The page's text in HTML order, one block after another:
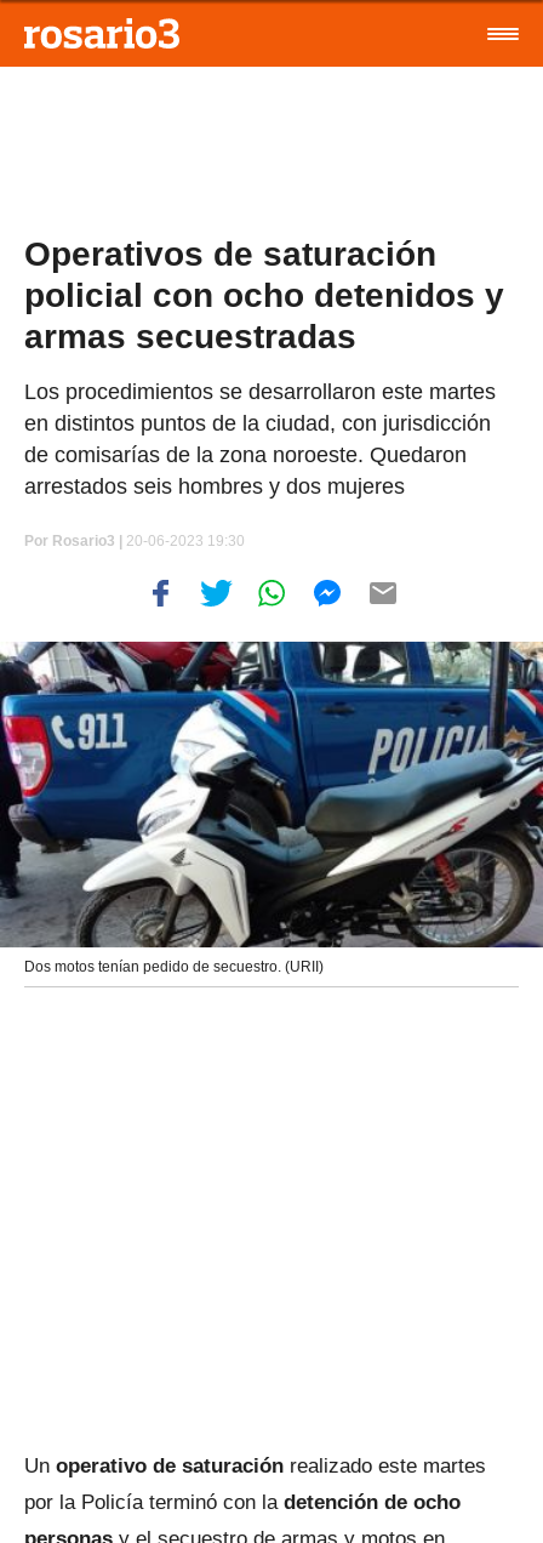
Operativos de saturación
policial con ocho detenidos y
armas secuestradas
Los procedimientos se desarrollaron este martes
en distintos puntos de la ciudad, con jurisdicción
de comisarías de la zona noroeste. Quedaron
arrestados seis hombres y dos mujeres
Por Rosario3 | 20-06-2023 19:30
Dos motos tenían pedido de secuestro. (URII)
Un operativo de saturación realizado este martes
por la Policía terminó con la detención de ocho